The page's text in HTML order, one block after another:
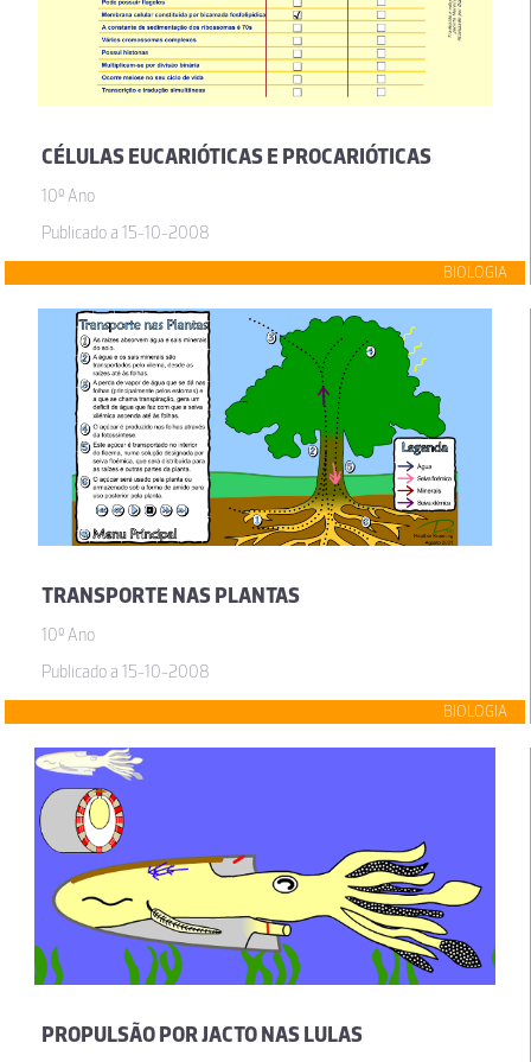
CÉLULAS EUCARIÓTICAS E PROCARIÓTICAS
10º Ano
Publicado a 15-10-2008
BIOLOGIA
TRANSPORTE NAS PLANTAS
10º Ano
Publicado a 15-10-2008
BIOLOGIA
PROPULSÃO POR JACTO NAS LULAS